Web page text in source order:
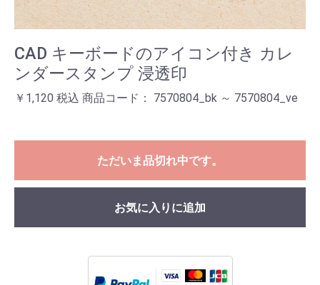
CAD キーボードのアイコン付き カレ
ンダースタンプ 浸透印
￥1,120 税込 商品コード： 7570804_bk ～ 7570804_ve
ただいま品切れ中です。
お気に入りに追加